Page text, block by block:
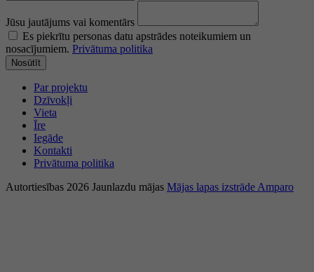
Jūsu jautājums vai komentārs
Es piekrītu personas datu apstrādes noteikumiem un
nosacījumiem. Privātuma politika
Nosūtīt
Par projektu
Dzīvokļi
Vieta
Īre
Iegāde
Kontakti
Privātuma politika
Autortiesības 2026 Jaunlazdu mājas Mājas lapas izstrāde Amparo